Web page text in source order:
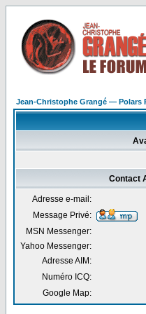
Jean-Christophe Grangé — Polars
Contact
Adresse e-mail:
Message Privé:
MSN Messenger:
Yahoo Messenger:
Adresse AIM:
Numéro ICQ:
Google Map: